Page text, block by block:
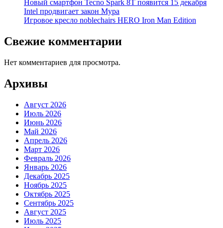
Новый смартфон Tecno Spark 8T появится 15 декабря
Intel продвигает закон Мура
Игровое кресло noblechairs HERO Iron Man Edition
Свежие комментарии
Нет комментариев для просмотра.
Архивы
Август 2026
Июль 2026
Июнь 2026
Май 2026
Апрель 2026
Март 2026
Февраль 2026
Январь 2026
Декабрь 2025
Ноябрь 2025
Октябрь 2025
Сентябрь 2025
Август 2025
Июль 2025